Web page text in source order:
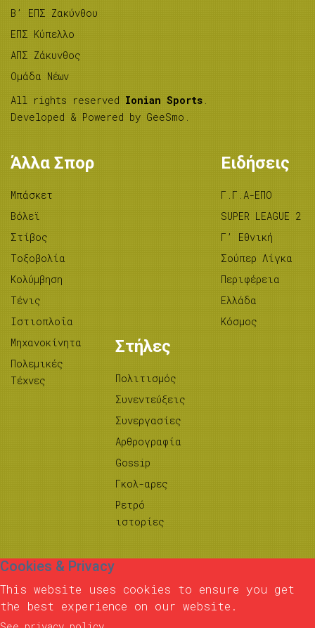
B’ ΕΠΣ Ζακύνθου
ΕΠΣ Κύπελλο
ΑΠΣ Ζάκυνθος
Ομάδα Νέων
All rights reserved Ionian Sports .
Developed & Powered by GeeSmo .
Άλλα Σπορ
Μπάσκετ
Βόλεϊ
Στίβος
Tοξοβολία
Κολύμβηση
Τένις
Ιστιοπλοΐα
Μηχανοκίνητα
Πολεμικές
Τέχνες
Ειδήσεις
Γ.Γ.Α-ΕΠΟ
SUPER LEAGUE 2
Γ’ Εθνική
Σούπερ Λίγκα
Περιφέρεια
Ελλάδα
Κόσμος
Στήλες
Πολιτισμός
Συνεντεύξεις
Συνεργασίες
Αρθρογραφία
Gossip
Γκολ-αρες
Ρετρό
ιστορίες
Cookies & Privacy
This website uses cookies to ensure you get
the best experience on our website.